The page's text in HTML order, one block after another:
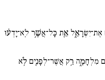
אֶת־יִשְׂרָאֵ֑ל אֵ֚ת כָּל־אֲשֶׁ֣ר לֹֽא־יָדְע֔וּ
מִלְחָמָ֑ה רַ֥ק אֲשֶׁר־לְפָנִ֖ים לֹ֥א